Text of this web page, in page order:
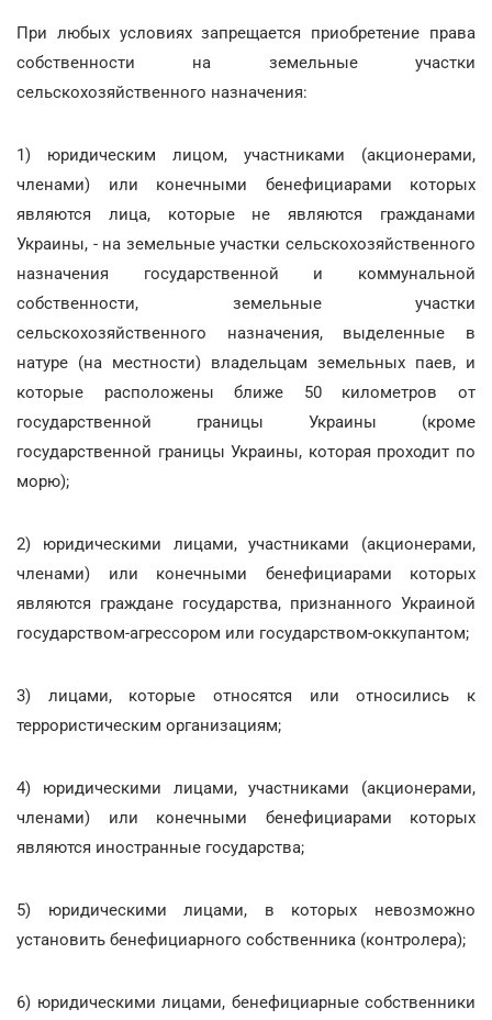
При любых условиях запрещается приобретение права
собственности на земельные участки
сельскохозяйственного назначения:
1) юридическим лицом, участниками (акционерами,
членами) или конечными бенефициарами которых
являются лица, которые не являются гражданами
Украины, - на земельные участки сельскохозяйственного
назначения государственной и коммунальной
собственности, земельные участки
сельскохозяйственного назначения, выделенные в
натуре (на местности) владельцам земельных паев, и
которые расположены ближе 50 километров от
государственной границы Украины (кроме
государственной границы Украины, которая проходит по
морю);
2) юридическими лицами, участниками (акционерами,
членами) или конечными бенефициарами которых
являются граждане государства, признанного Украиной
государством-агрессором или государством-оккупантом;
3) лицами, которые относятся или относились к
террористическим организациям;
4) юридическими лицами, участниками (акционерами,
членами) или конечными бенефициарами которых
являются иностранные государства;
5) юридическими лицами, в которых невозможно
установить бенефициарного собственника (контролера);
6) юридическими лицами, бенефициарные собственники